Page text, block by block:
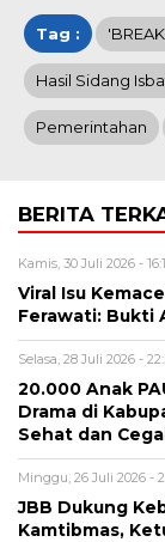
Tag :
Hasil Sidang
Pemerintahan
BERITA
Kamis, 30 Juli 2026 -
Viral Isu
Ferawati: Bukti
Selasa, 28 Juli 2026 -
20.000 Anak
Drama di
Sehat dan
Minggu, 26 Juli 2026 -
JBB Dukung
Kamtibmas,